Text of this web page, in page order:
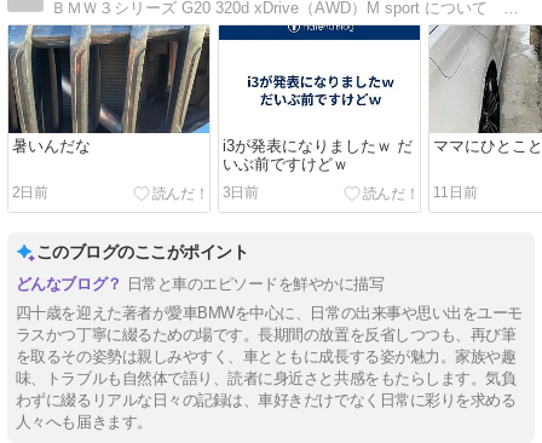
ＢＭＷ３シリーズ G20 320d xDrive（AWD）M sport について 毎日乗ってるパパの体験談。46歳の冬、F30 320i xDrive M sport から G20 に乗りかえました。
暑いんだな
2日前
i3が発表になりましたｗ だ
いぶ前ですけどｗ
3日前
ママにひとこ
11日前
このブログのここがポイント
日常と車のエピソードを鮮やかに描写
四十歳を迎えた著者が愛車BMWを中心に、日常の出来事や思い出をユーモ
ラスかつ丁寧に綴るための場です。長期間の放置を反省しつつも、再び筆
を取るその姿勢は親しみやすく、車とともに成長する姿が魅力。家族や趣
味、トラブルも自然体で語り、読者に身近さと共感をもたらします。気負
わずに綴るリアルな日々の記録は、車好きだけでなく日常に彩りを求める
人々へも届きます。